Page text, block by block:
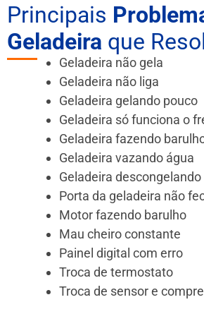
Principais
Geladeira que
Geladeira não gela
Geladeira não liga
Geladeira gelando pouco
Geladeira só funciona o
Geladeira fazendo
Geladeira vazando água
Geladeira descongelando
Porta da geladeira não
Motor fazendo barulho
Mau cheiro constante
Painel digital com erro
Troca de termostato
Troca de sensor e